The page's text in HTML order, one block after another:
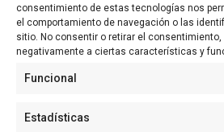
consentimiento de estas tecnologías nos
el comportamiento de navegación o las
sitio. No consentir o retirar el
negativamente a ciertas características y
Funcional
Estadísticas
English(Inglés)